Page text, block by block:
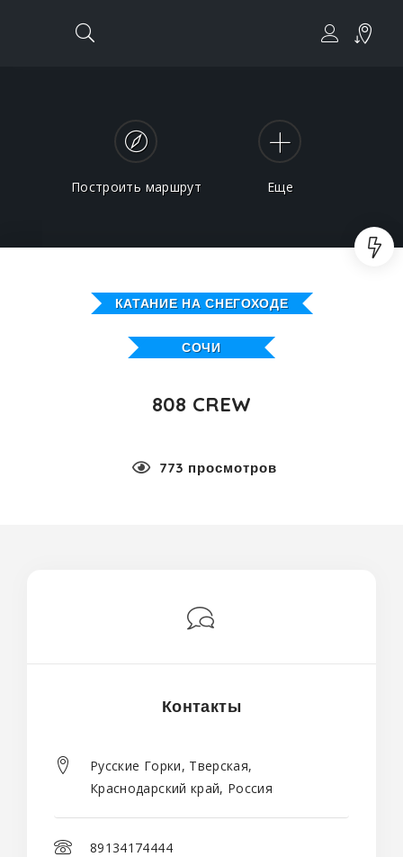
Построить маршрут Еще
КАТАНИЕ НА СНЕГОХОДЕ
СОЧИ
808 CREW
773 просмотров
Контакты
Русские Горки, Тверская,
Краснодарский край, Россия
89134174444